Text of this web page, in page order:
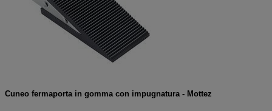
Cuneo fermaporta in gomma con impugnatura - Mottez